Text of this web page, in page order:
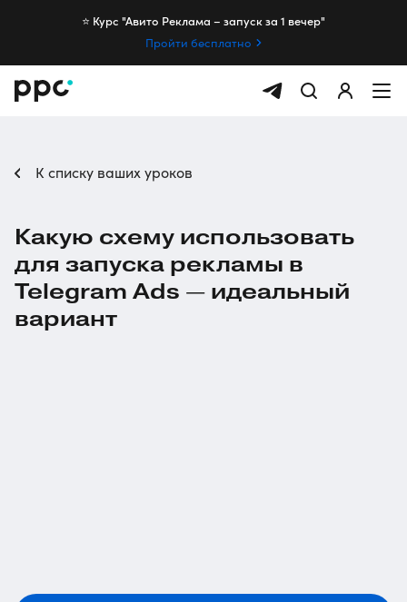
⭐️ Курс "Авито Реклама – запуск за 1 вечер"
Пройти бесплатно
К списку ваших уроков
Какую схему использовать
для запуска рекламы в
Telegram Ads — идеальный
вариант